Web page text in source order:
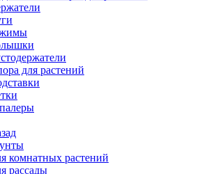
для растений
комнатных растений
рассады